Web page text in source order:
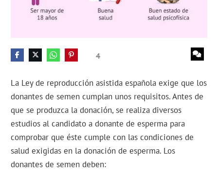
4
La Ley de reproducción asistida española exige que los
donantes de semen cumplan unos requisitos. Antes de
que se produzca la donación, se realiza diversos
estudios al candidato a donante de esperma para
comprobar que éste cumple con las condiciones de
salud exigidas en la donación de esperma. Los
donantes de semen deben: